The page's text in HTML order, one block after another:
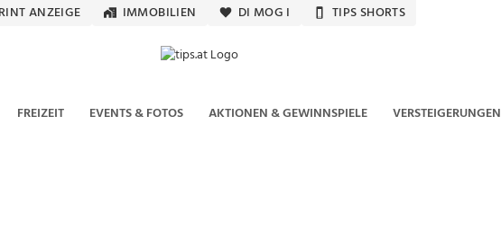
ANZEIGE IMMOBILIEN DI MOG I TIPS SHORTS
FREIZEIT EVENTS & FOTOS AKTIONEN & GEWINNSPIELE VERSTEIGERUNGEN